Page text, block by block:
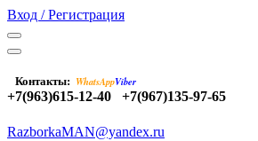
Вход / Регистрация
Контакты: WhatsAppViber
+7(963)615-12-40 +7(967)135-97-65
RazborkaMAN@yandex.ru